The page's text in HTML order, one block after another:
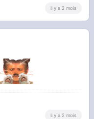
il y a 2 mois
il y a 2 mois